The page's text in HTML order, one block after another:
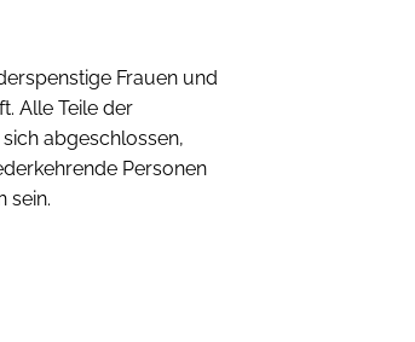
Frauen und
Alle Teile der
abgeschlossen,
Personen
sein.